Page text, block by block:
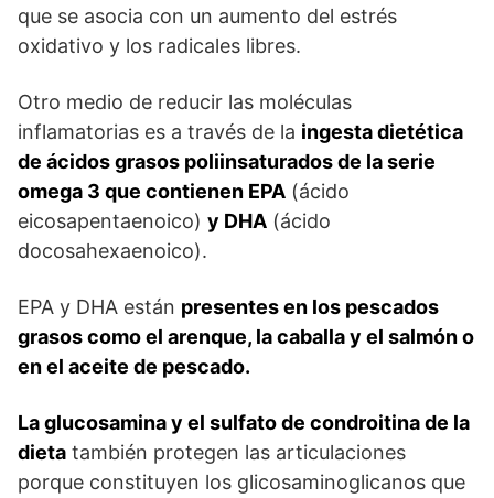
que se asocia con un aumento del estrés
oxidativo y los radicales libres.
Otro medio de reducir las moléculas
inflamatorias es a través de la ingesta dietética
de ácidos grasos poliinsaturados de la serie
omega 3 que contienen EPA (ácido
eicosapentaenoico) y DHA (ácido
docosahexaenoico).
EPA y DHA están presentes en los pescados
grasos como el arenque, la caballa y el salmón o
en el aceite de pescado.
La glucosamina y el sulfato de condroitina de la
dieta también protegen las articulaciones
porque constituyen los glicosaminoglicanos que